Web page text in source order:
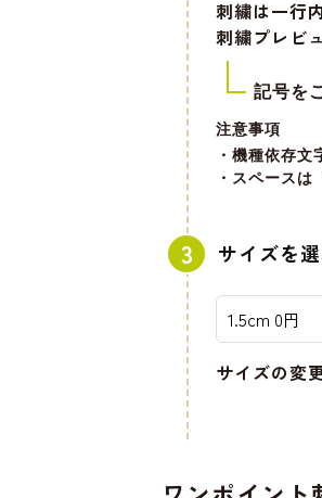
刺繍は一行
刺繍プレビ
記号を
注意事項
・機種依存文
・スペースは
サイズを
サイズの変